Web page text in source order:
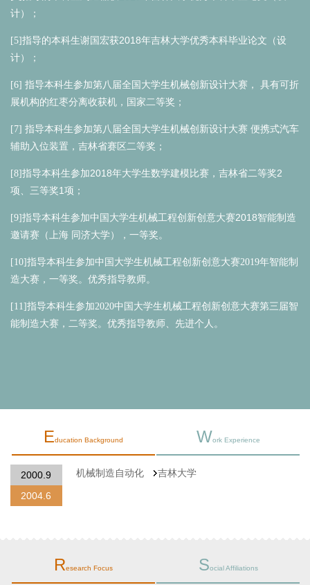
计）；
[5]指导的本科生谢国宏获2018年吉林大学优秀本科毕业论文（设
计）；
[6] 指导本科生参加第八届全国大学生机械创新设计大赛，
具有可折
展机构的红枣分离收获机，国家二等奖；
[7] 指导本科生参加第八届全国大学生机械创新设计大赛 便携式汽车
辅助入位装置，吉林省赛区二等奖；
[8]指导本科生参加2018年大学生数学建模比赛，吉林省二等奖2
项、三等奖1项；
[9]指导本科生参加中国大学生机械工程创新创意大赛2018智能制造
邀请赛（上海 同济大学），一等奖。
[10]指导本科生参加中国大学生机械工程创新创意大赛2019年智能制
造大赛，一等奖。优秀指导教师。
[11]指导本科生参加2020中国大学生机械工程创新创意大赛第三届智
能制造大赛，二等奖。优秀指导教师、先进个人。
Education Background Work Experience
Research Focus Social Affiliations